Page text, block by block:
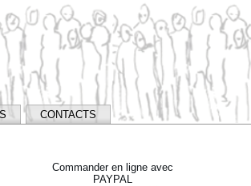
CONTACTS
Commander en ligne avec
PAYPAL